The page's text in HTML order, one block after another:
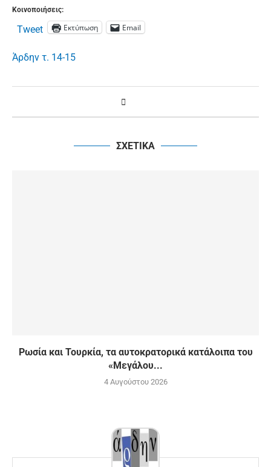
Κοινοποιήσεις:
Tweet Εκτύπωση Email
Άρδην τ. 14-15
ΣΧΕΤΙΚΑ
Ρωσία και Τουρκία, τα αυτοκρατορικά κατάλοιπα του
«Μεγάλου...
4 Αυγούστου 2026